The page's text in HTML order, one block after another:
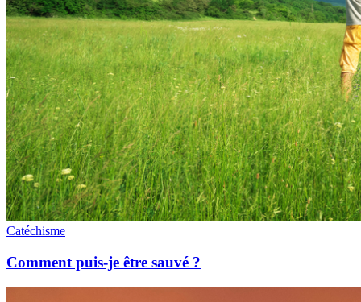
Catéchisme
Comment puis-je être sauvé ?